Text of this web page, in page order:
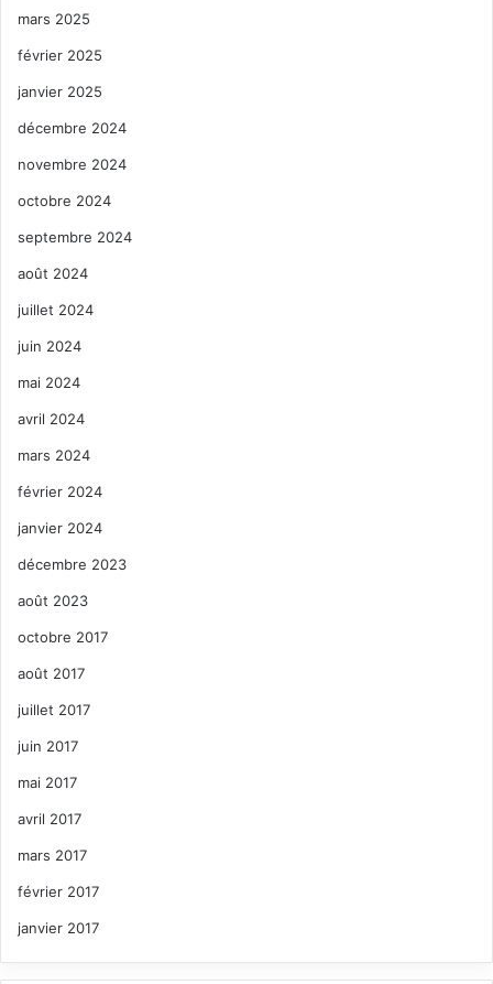
mars 2025
février 2025
janvier 2025
décembre 2024
novembre 2024
octobre 2024
septembre 2024
août 2024
juillet 2024
juin 2024
mai 2024
avril 2024
mars 2024
février 2024
janvier 2024
décembre 2023
août 2023
octobre 2017
août 2017
juillet 2017
juin 2017
mai 2017
avril 2017
mars 2017
février 2017
janvier 2017